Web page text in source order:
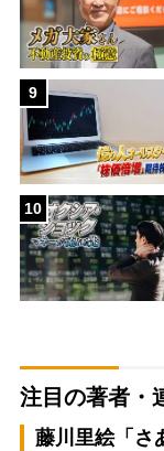
9
10
注目の著者・
藤川里絵「さ